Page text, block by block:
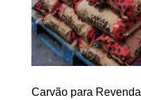
Carvão para Revenda